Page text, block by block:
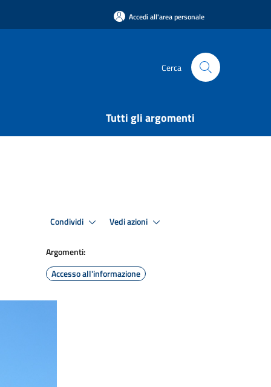
Accedi all'area personale
Cerca
Tutti gli argomenti
Condividi Vedi azioni
Argomenti:
Accesso all'informazione